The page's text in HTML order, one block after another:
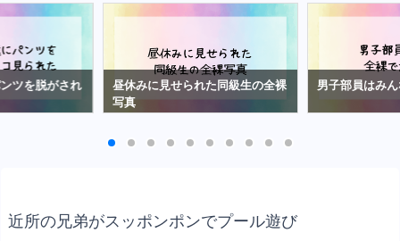
ツを脱がされ
昼休みに見せられた同級生の全裸
写真
男子部員はみ
近所の兄弟がスッポンポンでプール遊び